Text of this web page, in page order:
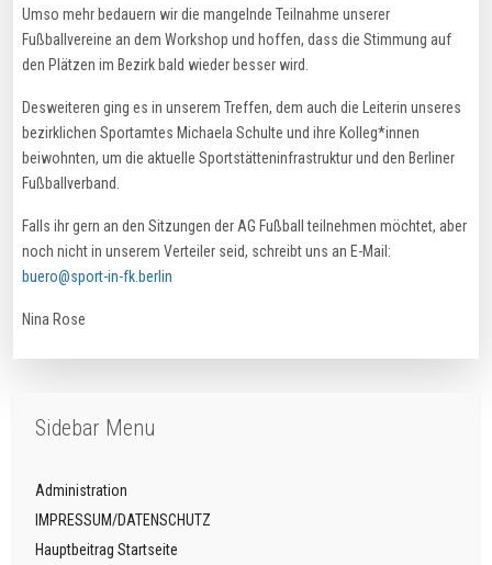
Umso mehr bedauern wir die mangelnde Teilnahme unserer
Fußballvereine an dem Workshop und hoffen, dass die Stimmung auf
den Plätzen im Bezirk bald wieder besser wird.
Desweiteren ging es in unserem Treffen, dem auch die Leiterin unseres
bezirklichen Sportamtes Michaela Schulte und ihre Kolleg*innen
beiwohnten, um die aktuelle Sportstätteninfrastruktur und den Berliner
Fußballverband.
Falls ihr gern an den Sitzungen der AG Fußball teilnehmen möchtet, aber
noch nicht in unserem Verteiler seid, schreibt uns an E-Mail:
buero@sport-in-fk.berlin
Nina Rose
Sidebar Menu
Administration
IMPRESSUM/DATENSCHUTZ
Hauptbeitrag Startseite